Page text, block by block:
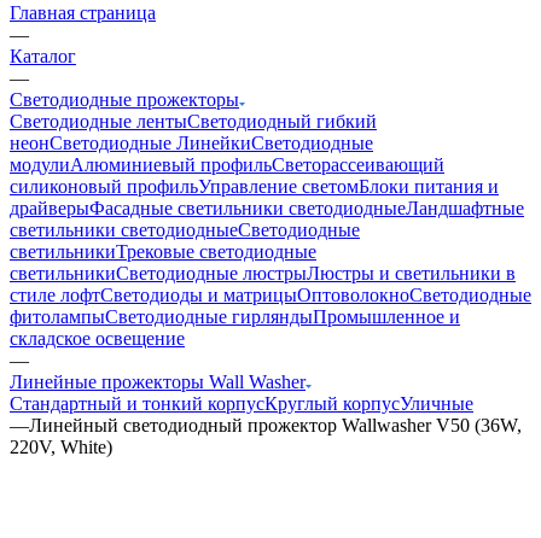
Главная страница
—
Каталог
—
Светодиодные прожекторы
Светодиодные лентыСветодиодный гибкий
неонСветодиодные ЛинейкиСветодиодные
модулиАлюминиевый профильСветорассеивающий
силиконовый профильУправление светомБлоки питания и
драйверыФасадные светильники светодиодныеЛандшафтные
светильники светодиодныеСветодиодные
светильникиТрековые светодиодные
светильникиСветодиодные люстрыЛюстры и светильники в
стиле лофтСветодиоды и матрицыОптоволокноСветодиодные
фитолампыСветодиодные гирляндыПромышленное и
складское освещение
—
Линейные прожекторы Wall Washer
Стандартный и тонкий корпусКруглый корпусУличные
—Линейный светодиодный прожектор Wallwasher V50 (36W,
220V, White)